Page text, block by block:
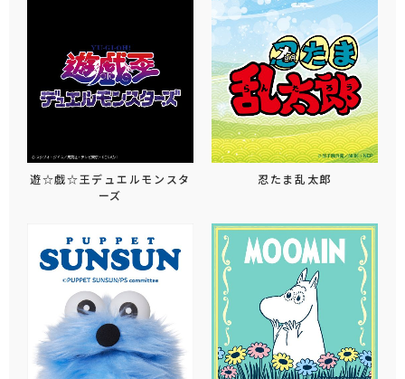
遊☆戯☆王デュエルモンスタ
ーズ
忍たま乱太郎